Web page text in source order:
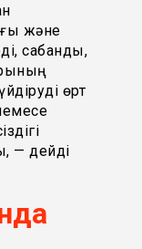
және
сабанды,
өрт
— дейді